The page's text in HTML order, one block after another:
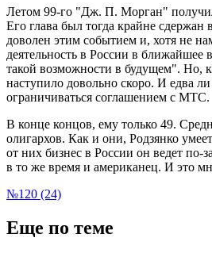
Летом 99-го "Дж. П. Морган"
Его глава был тогда крайне сдержан
доволен этим событием и, хотя не
деятельность в России в ближайшее
такой возможности в будущем". Но,
наступило довольно скоро. И едва ли
ограничиваться соглашением с МТС.
В конце концов, ему только 49.
олигархов. Как и они, Родзянко
от них бизнес в России он ведет по-
в то же время и американец. И это
№120 (24)
Еще по теме